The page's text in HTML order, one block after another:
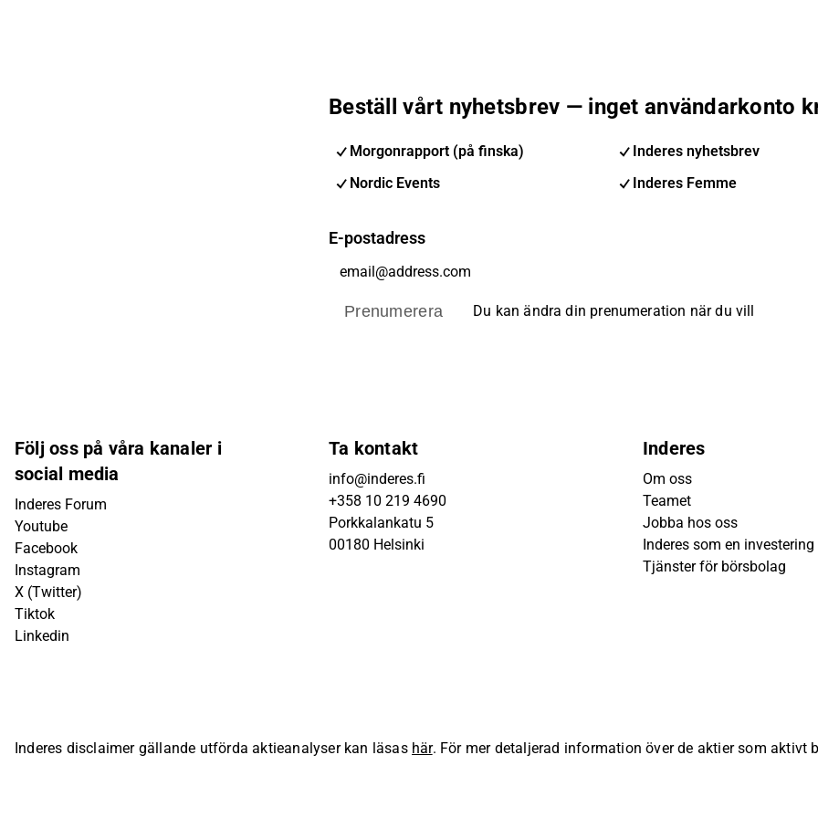
Beställ vårt nyhetsbrev — inget användarkonto
Morgonrapport (på finska)
Inderes nyhetsbrev
Nordic Events
Inderes Femme
E-postadress
Prenumerera Du kan ändra din prenumeration när du vill
Följ oss på våra kanaler i
social media
Inderes Forum
Youtube
Facebook
Instagram
X (Twitter)
Tiktok
Linkedin
Ta kontakt
info@inderes.fi
+358 10 219 4690
Porkkalankatu 5
00180 Helsinki
Inderes
Om oss
Teamet
Jobba hos oss
Inderes som en investering
Tjänster för börsbolag
Inderes disclaimer gällande utförda aktieanalyser kan läsas här. För mer detaljerad information över de aktier som aktivt